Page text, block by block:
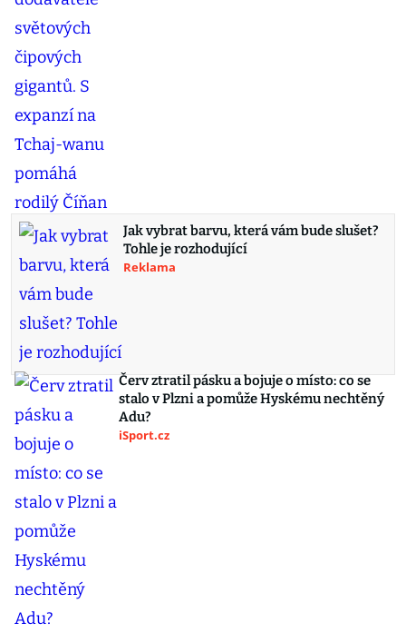
Jak vybrat barvu, která vám bude slušet?
Tohle je rozhodující
Reklama
Červ ztratil pásku a bojuje o místo: co se
stalo v Plzni a pomůže Hyskému nechtěný
Adu?
iSport.cz